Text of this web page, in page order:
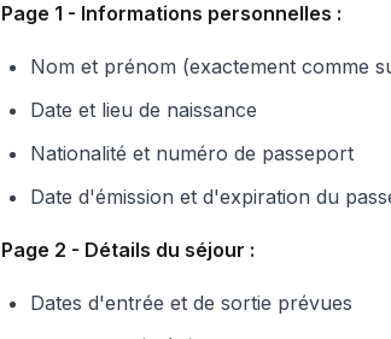
Page 1 - Informations personnelles :
Nom et prénom (exactement comme
Date et lieu de naissance
Nationalité et numéro de passeport
Date d'émission et d'expiration du
Page 2 - Détails du séjour :
Dates d'entrée et de sortie prévues